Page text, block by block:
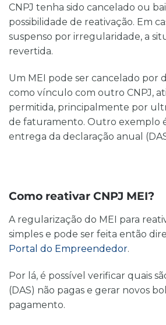
CNPJ tenha sido cancelado ou
possibilidade de reativação. Em
suspenso por irregularidade, a
revertida.
Um MEI pode ser cancelado por
como vínculo com outro CNPJ,
permitida, principalmente por
de faturamento. Outro exemplo
entrega da declaração anual
Como reativar CNPJ MEI?
A regularização do MEI para
simples e pode ser feita então
Portal do Empreendedor.
Por lá, é possível verificar quais
(DAS) não pagas e gerar novos
pagamento.